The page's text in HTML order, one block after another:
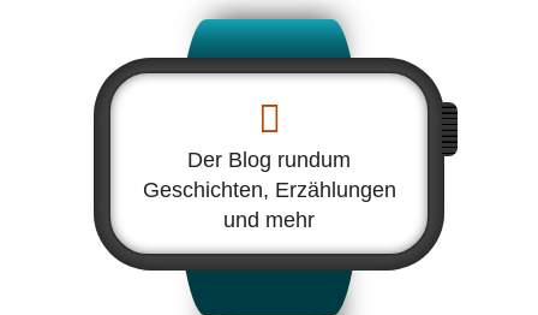
Der Blog rundum
Geschichten, Erzählungen
und mehr